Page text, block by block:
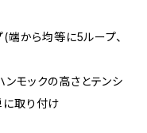
端から均等に5ループ、
ンモックの高さとテンシ
に取り付け